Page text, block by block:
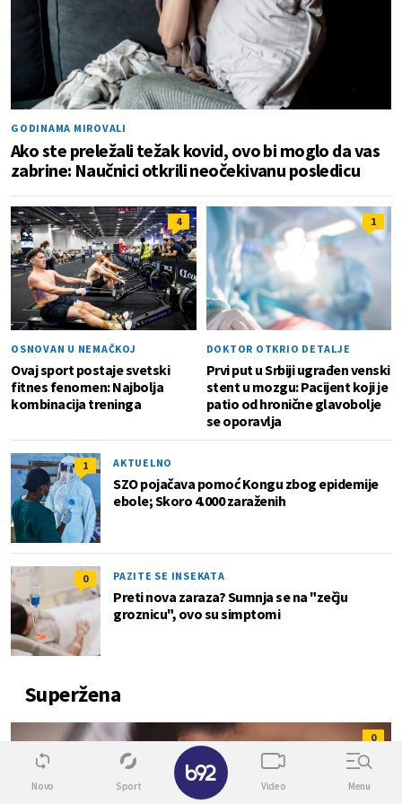
GODINAMA MIROVALI
Ako ste preležali težak kovid, ovo bi moglo da vas
zabrine: Naučnici otkrili neočekivanu posledicu
4
OSNOVAN U NEMAČKOJ
Ovaj sport postaje svetski
fitnes fenomen: Najbolja
kombinacija treninga
1
DOKTOR OTKRIO DETALJE
Prvi put u Srbiji ugrađen venski
stent u mozgu: Pacijent koji je
patio od hronične glavobolje
se oporavlja
1 AKTUELNO
SZO pojačava pomoć Kongu zbog epidemije
ebole; Skoro 4.000 zaraženih
0 PAZITE SE INSEKATA
Preti nova zaraza? Sumnja se na "zečju
groznicu", ovo su simptomi
Superžena
0
Novo Sport Video Menu
✕